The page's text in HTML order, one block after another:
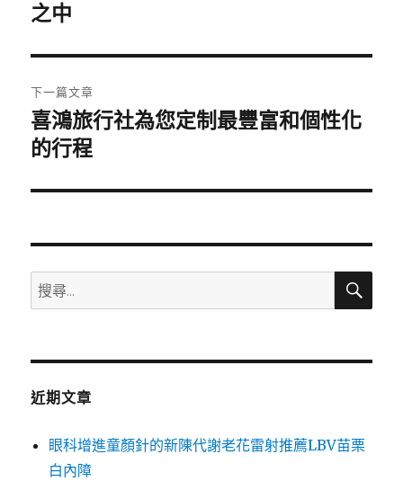
導
覽
一
文
章:
之中
下一篇文章
下
一
文
喜鴻旅行社為您定制最豐富和個性化
的行程
搜
尋
鍵
搜
近期文章
眼科增進童顏針的新陳代謝老花雷射推薦LBV苗栗
白內障